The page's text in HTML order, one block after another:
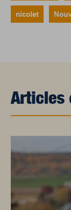
nicolet
Articles